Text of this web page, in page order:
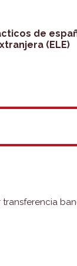
de
(ELE)